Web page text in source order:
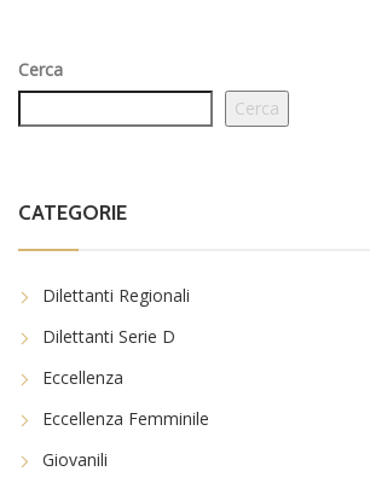
Cerca
Cerca
CATEGORIE
Dilettanti Regionali
Dilettanti Serie D
Eccellenza
Eccellenza Femminile
Giovanili